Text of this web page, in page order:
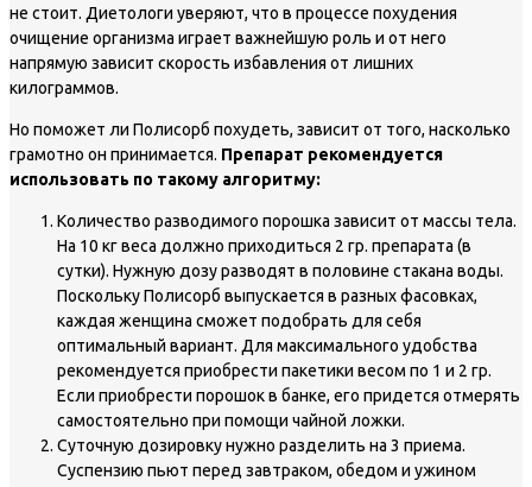
не стоит. Диетологи уверяют, что в процессе похудения
очищение организма играет важнейшую роль и от него
напрямую зависит скорость избавления от лишних
килограммов.
Но поможет ли Полисорб похудеть, зависит от того, насколько
грамотно он принимается. Препарат рекомендуется
использовать по такому алгоритму:
Количество разводимого порошка зависит от массы тела.
На 10 кг веса должно приходиться 2 гр. препарата (в
сутки). Нужную дозу разводят в половине стакана воды.
Поскольку Полисорб выпускается в разных фасовках,
каждая женщина сможет подобрать для себя
оптимальный вариант. Для максимального удобства
рекомендуется приобрести пакетики весом по 1 и 2 гр.
Если приобрести порошок в банке, его придется отмерять
самостоятельно при помощи чайной ложки.
Суточную дозировку нужно разделить на 3 приема.
Суспензию пьют перед завтраком, обедом и ужином